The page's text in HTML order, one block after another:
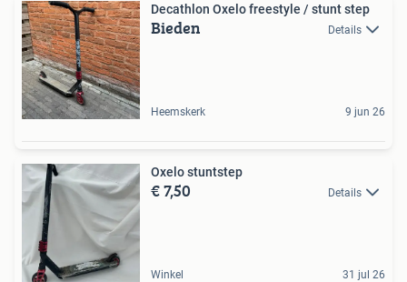
Decathlon Oxelo freestyle / stunt step
Bieden Details
Heemskerk 9 jun 26
Oxelo stuntstep
€ 7,50 Details
Winkel 31 jul 26